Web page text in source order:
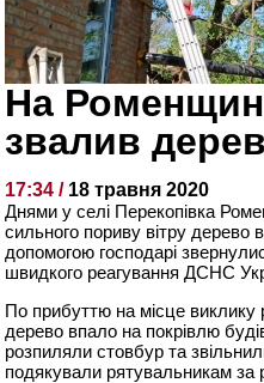
На
звалив
17:34 / 18 травня 2020
Днями у селі Перекопівка
сильного пориву вітру дерево
допомогою господарі
швидкого реагування ДСНС
По прибуттю на місце виклику
дерево впало на покрівлю
розпиляли стовбур та
подякували рятувальникам за